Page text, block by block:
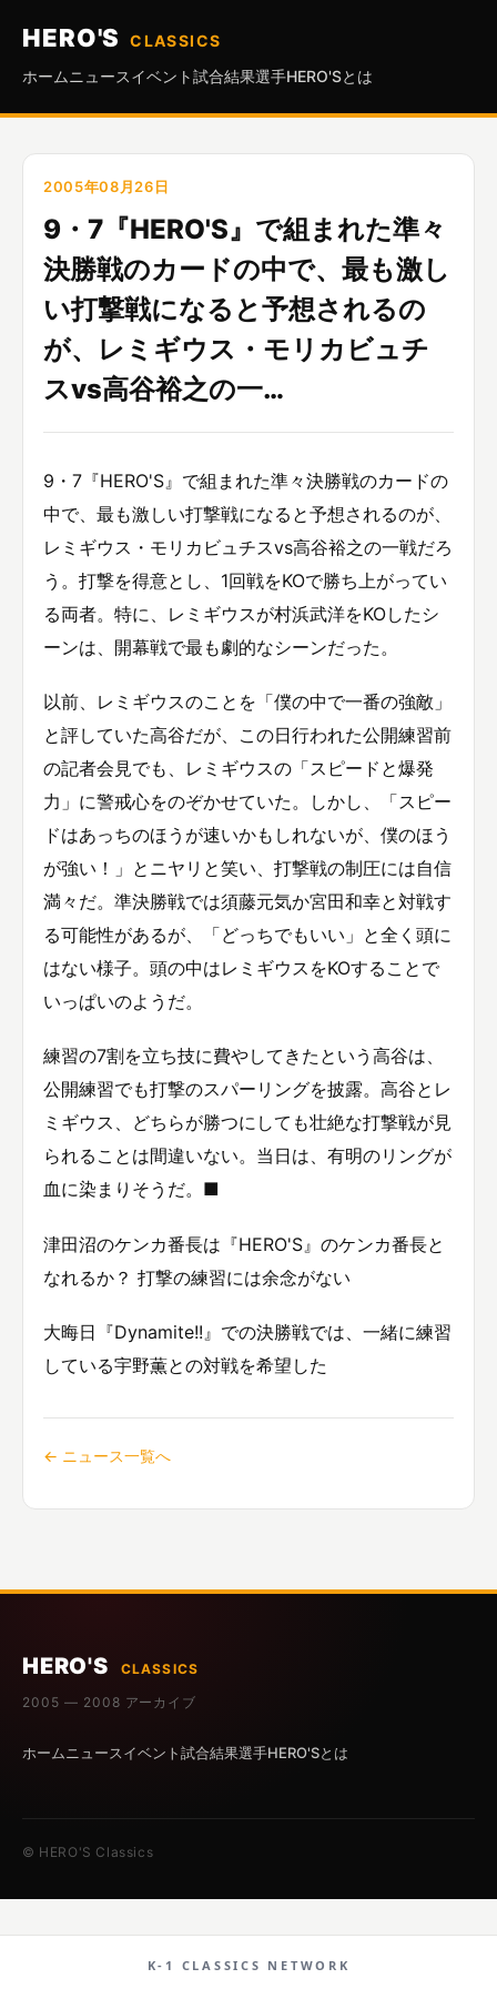
HERO'S
CLASSICS
ホーム ニュースイベント試合結果選手HERO'Sとは
2005年08月26日
9・7『HERO'S』で組まれた準々
決勝戦のカードの中で、最も激し
い打撃戦になると予想されるの
が、レミギウス・モリカビュチ
スvs高谷裕之の一…
9・7『HERO'S』で組まれた準々決勝戦のカードの
中で、最も激しい打撃戦になると予想されるのが、
レミギウス・モリカビュチスvs高谷裕之の一戦だろ
う。打撃を得意とし、1回戦をKOで勝ち上がってい
る両者。特に、レミギウスが村浜武洋をKOしたシ
ーンは、開幕戦で最も劇的なシーンだった。
以前、レミギウスのことを「僕の中で一番の強敵」
と評していた高谷だが、この日行われた公開練習前
の記者会見でも、レミギウスの「スピードと爆発
力」に警戒心をのぞかせていた。しかし、「スピー
ドはあっちのほうが速いかもしれないが、僕のほう
が強い！」とニヤリと笑い、打撃戦の制圧には自信
満々だ。準決勝戦では須藤元気か宮田和幸と対戦す
る可能性があるが、「どっちでもいい」と全く頭に
はない様子。頭の中はレミギウスをKOすることで
いっぱいのようだ。
練習の7割を立ち技に費やしてきたという高谷は、
公開練習でも打撃のスパーリングを披露。高谷とレ
ミギウス、どちらが勝つにしても壮絶な打撃戦が見
られることは間違いない。当日は、有明のリングが
血に染まりそうだ。■
津田沼のケンカ番長は『HERO'S』のケンカ番長と
なれるか？ 打撃の練習には余念がない
大晦日『Dynamite!!』での決勝戦では、一緒に練習
している宇野薫との対戦を希望した
← ニュース一覧へ
HERO'S
CLASSICS
2005 — 2008 アーカイブ
ホームニュースイベント試合結果選手HERO'Sとは
© HERO'S Classics
K-1 CLASSICS NETWORK